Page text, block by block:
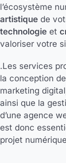
l’écosystème
artistique de
technologie et
valoriser votre
.Les services
la conception
marketing
ainsi que la
d’une agence
est donc
projet